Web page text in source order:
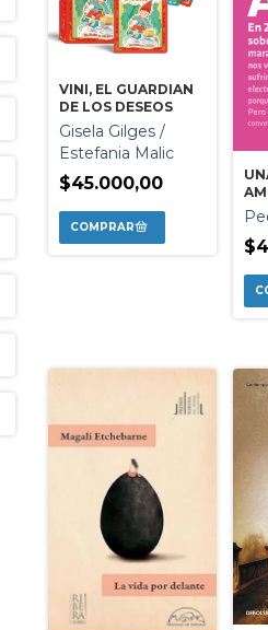
VINI, EL GUARDIAN
DE LOS DESEOS
Gisela Gilges /
Estefania Malic
$45.000,00